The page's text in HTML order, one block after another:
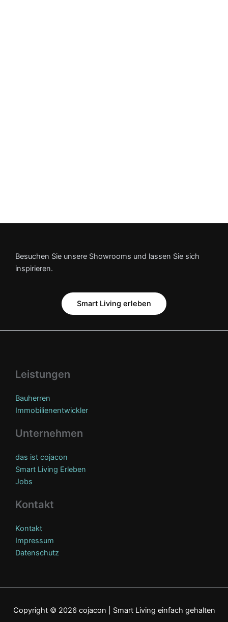
Besuchen Sie unsere Showrooms und lassen Sie sich
inspirieren.
Smart Living erleben
Leistungen
Bauherren
Immobilienentwickler
Unternehmen
das ist cojacon
Smart Living Erleben
Jobs
Kontakt
Kontakt
Impressum
Datenschutz
Copyright © 2026 cojacon | Smart Living einfach gehalten